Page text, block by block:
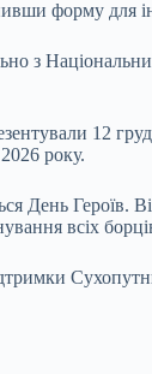
форму для
з
12
року.
День
всіх